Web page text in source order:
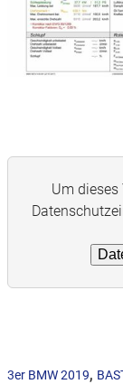
Um dieses
3er BMW 2019,